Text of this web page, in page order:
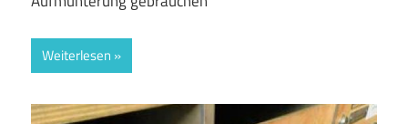
Weiterlesen